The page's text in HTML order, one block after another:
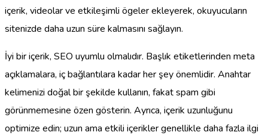
içerik, videolar ve etkileşimli ögeler ekleyerek, okuyucuların
sitenizde daha uzun süre kalmasını sağlayın.
İyi bir içerik, SEO uyumlu olmalıdır. Başlık etiketlerinden meta
açıklamalara, iç bağlantılara kadar her şey önemlidir. Anahtar
kelimenizi doğal bir şekilde kullanın, fakat spam gibi
görünmemesine özen gösterin. Ayrıca, içerik uzunluğunu
optimize edin; uzun ama etkili içerikler genellikle daha fazla ilgi